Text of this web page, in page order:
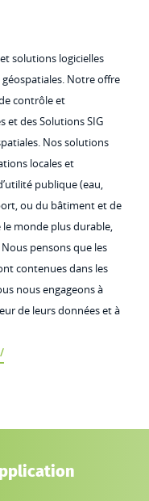
solutions logicielles
Notre offre
contrôle et
et des Solutions SIG
Nos solutions
locales et
publique (eau,
ou du bâtiment et de
monde plus durable,
pensons que les
contenues dans les
nous engageons à
de leurs données et à